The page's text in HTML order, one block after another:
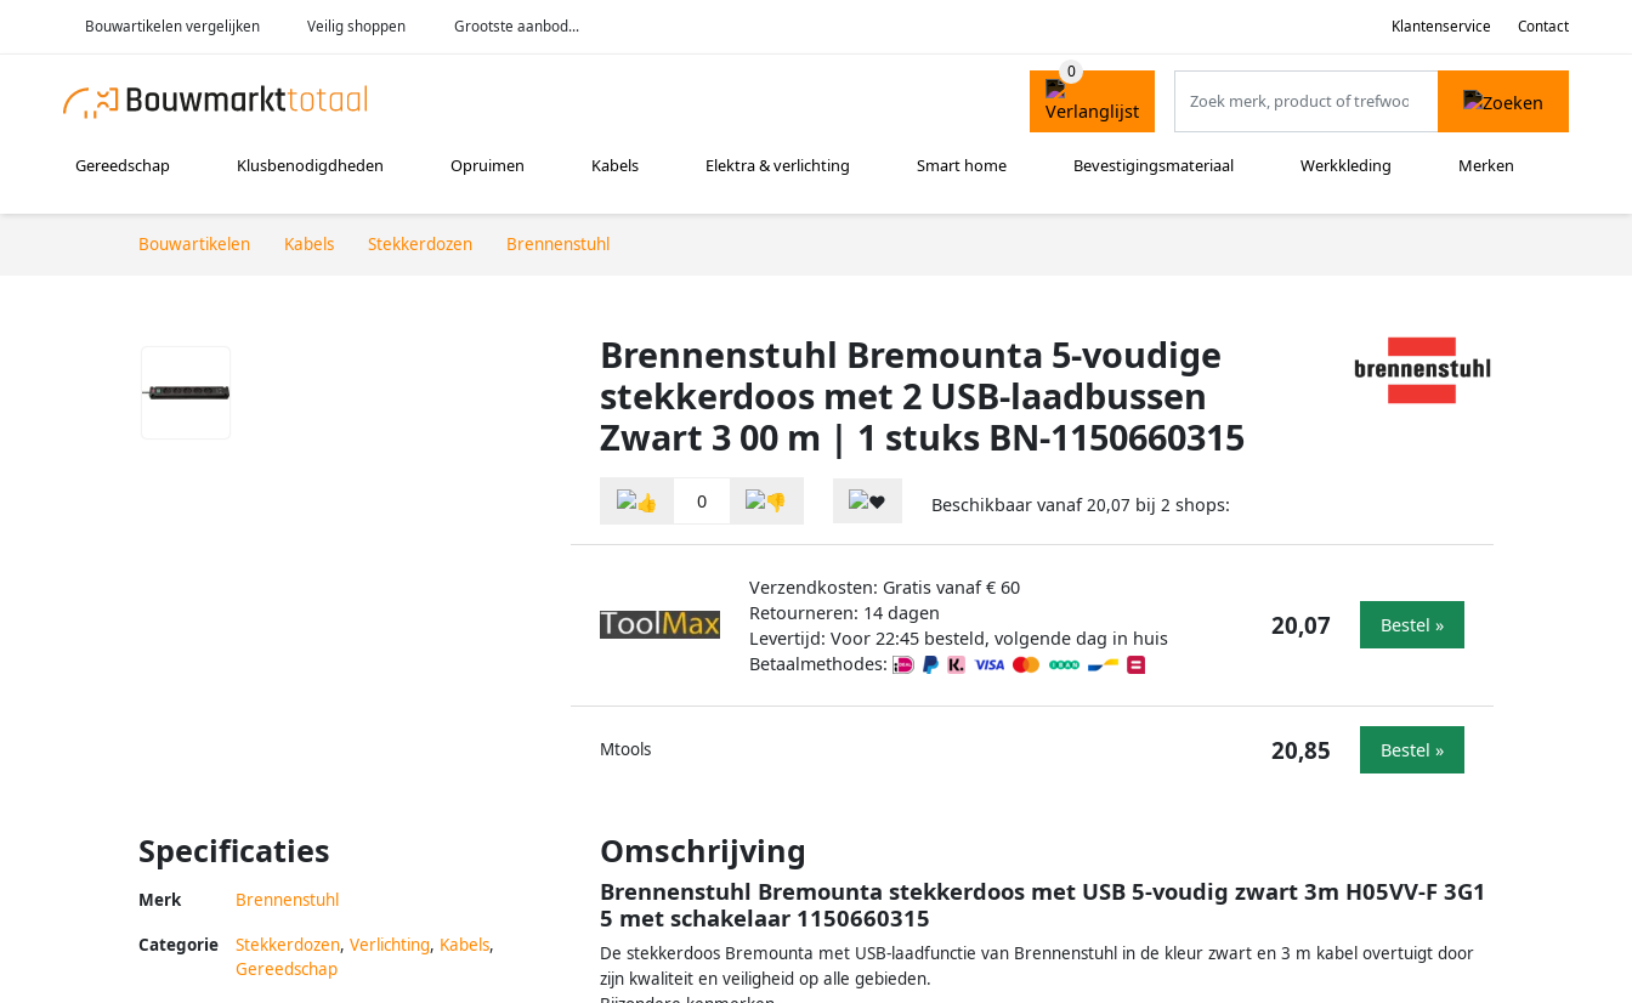
Bouwartikelen vergelijken Veilig shoppen Grootste aanbod... Klantenservice Contact
Gereedschap Klusbenodigdheden Opruimen Kabels Elektra & verlichting Smart home Bevestigingsmateriaal Werkkleding Merken
Bouwartikelen Kabels Stekkerdozen Brennenstuhl
Brennenstuhl Bremounta 5-voudige
stekkerdoos met 2 USB-laadbussen
Zwart 3 00 m | 1 stuks BN-1150660315
0 Beschikbaar vanaf20,07 bij 2 shops:
Verzendkosten: Gratis vanaf € 60
Retourneren: 14 dagen
Levertijd: Voor 22:45 besteld, volgende dag in huis
Betaalmethodes:
20,07 Bestel »
Mtools 20,85 Bestel »
Specificaties
Merk Brennenstuhl
Categorie Stekkerdozen, Verlichting, Kabels,
Gereedschap
Omschrijving
Brennenstuhl Bremounta stekkerdoos met USB 5-voudig zwart 3m H05VV-F 3G1
5 met schakelaar 1150660315
De stekkerdoos Bremounta met USB-laadfunctie van Brennenstuhl in de kleur zwart en 3 m kabel overtuigt door
zijn kwaliteit en veiligheid op alle gebieden.